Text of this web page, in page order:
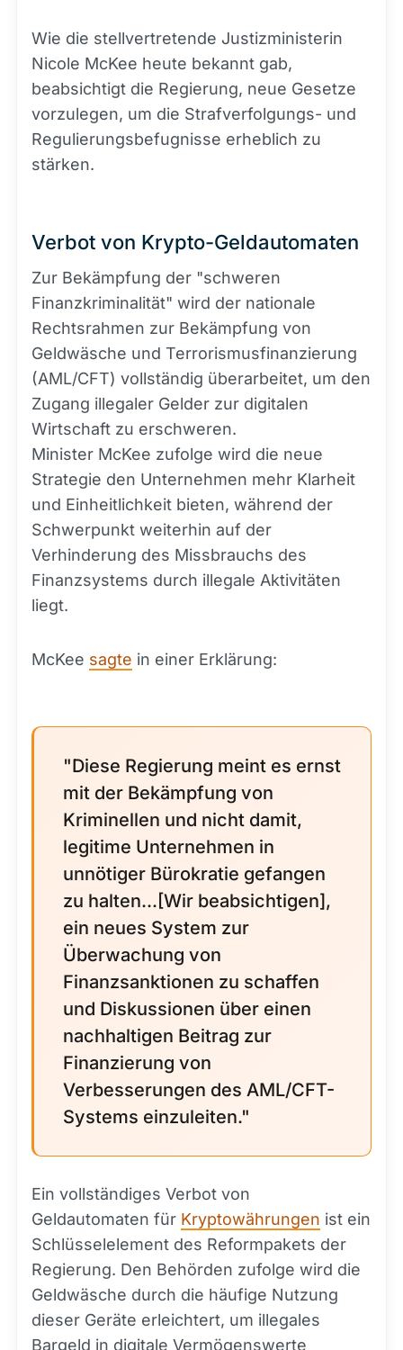
Wie die stellvertretende Justizministerin
Nicole McKee heute bekannt gab,
beabsichtigt die Regierung, neue Gesetze
vorzulegen, um die Strafverfolgungs- und
Regulierungsbefugnisse erheblich zu
stärken.
Verbot von Krypto-Geldautomaten
Zur Bekämpfung der "schweren
Finanzkriminalität" wird der nationale
Rechtsrahmen zur Bekämpfung von
Geldwäsche und Terrorismusfinanzierung
(AML/CFT) vollständig überarbeitet, um den
Zugang illegaler Gelder zur digitalen
Wirtschaft zu erschweren.
Minister McKee zufolge wird die neue
Strategie den Unternehmen mehr Klarheit
und Einheitlichkeit bieten, während der
Schwerpunkt weiterhin auf der
Verhinderung des Missbrauchs des
Finanzsystems durch illegale Aktivitäten
liegt.
McKee sagte in einer Erklärung:
"Diese Regierung meint es ernst
mit der Bekämpfung von
Kriminellen und nicht damit,
legitime Unternehmen in
unnötiger Bürokratie gefangen
zu halten...[Wir beabsichtigen],
ein neues System zur
Überwachung von
Finanzsanktionen zu schaffen
und Diskussionen über einen
nachhaltigen Beitrag zur
Finanzierung von
Verbesserungen des AML/CFT-
Systems einzuleiten."
Ein vollständiges Verbot von
Geldautomaten für Kryptowährungen ist ein
Schlüsselelement des Reformpakets der
Regierung. Den Behörden zufolge wird die
Geldwäsche durch die häufige Nutzung
dieser Geräte erleichtert, um illegales
Bargeld in digitale Vermögenswerte